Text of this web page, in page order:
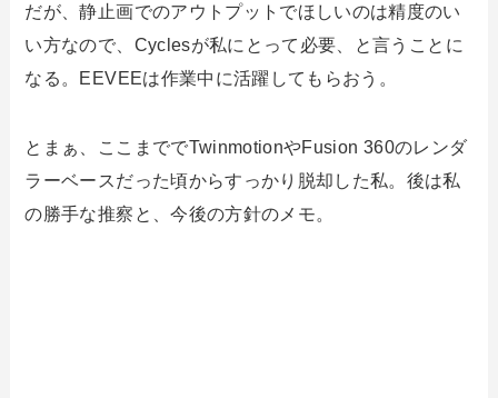
だが、静止画でのアウトプットでほしいのは精度のい
い方なので、Cyclesが私にとって必要、と言うことに
なる。EEVEEは作業中に活躍してもらおう。
とまぁ、ここまででTwinmotionやFusion 360のレンダ
ラーベースだった頃からすっかり脱却した私。後は私
の勝手な推察と、今後の方針のメモ。